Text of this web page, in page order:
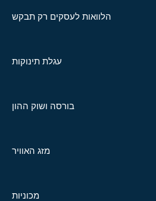
הלוואות לעסקים רק תבקש
עגלת תינוקות
בורסה ושוק ההון
מזג האוויר
מכוניות